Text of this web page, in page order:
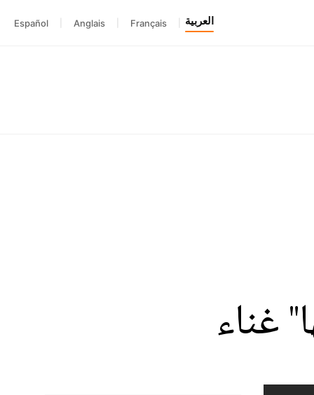
العربية Français
Anglais
Español
غناء